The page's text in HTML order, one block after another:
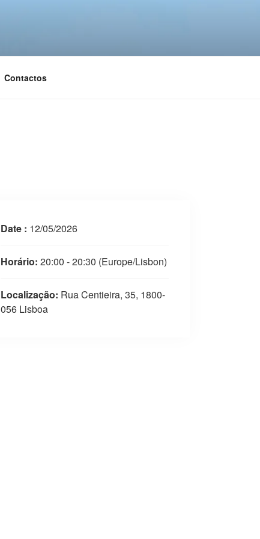
Contactos
Date : 12/05/2026
Horário: 20:00 - 20:30 (Europe/Lisbon)
Localização: Rua Centieira, 35, 1800-
056 Lisboa